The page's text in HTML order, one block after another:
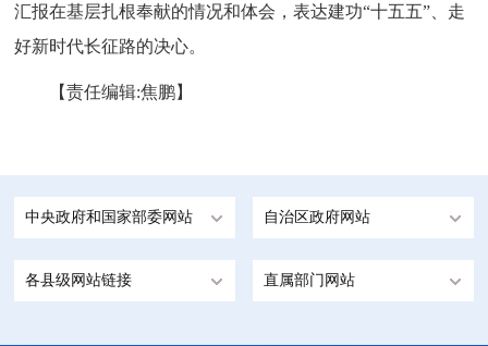
汇报在基层扎根奉献的情况和体会，表达建功“十五五”、走
好新时代长征路的决心。
【责任编辑:焦鹏】
中央政府和国家部委网站 自治区政府网站
各县级网站链接 直属部门网站